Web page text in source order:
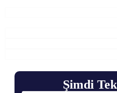
Şimdi